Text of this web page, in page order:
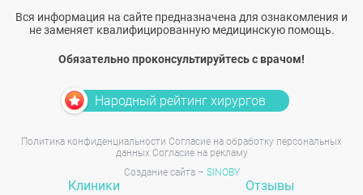
Вся информация на сайте предназначена для ознакомления и
не заменяет квалифицированную медицинскую помощь.
Обязательно проконсультируйтесь с врачом!
Народный рейтинг хирургов
Политика конфиденциальности Согласие на обработку персональных
данных Согласие на рекламу
Создание сайта – SINOBY
Клиники
Отзывы